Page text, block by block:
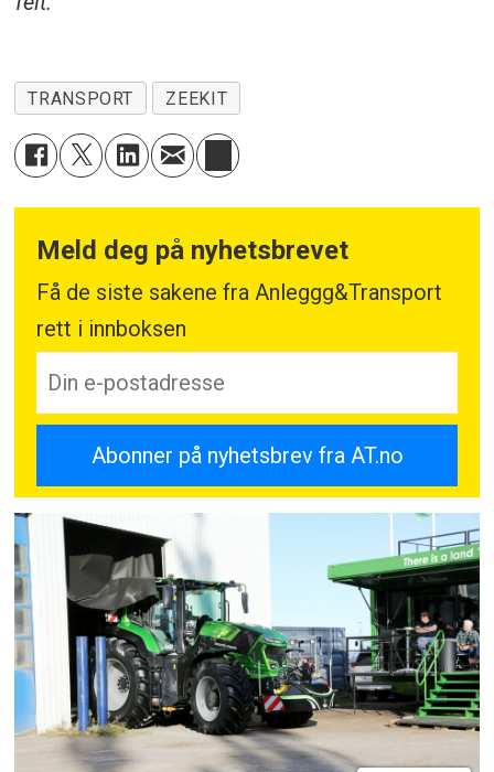
TRANSPORT ZEEKIT
Meld deg på nyhetsbrevet
Få de siste sakene fra Anleggg&Transport
rett i innboksen